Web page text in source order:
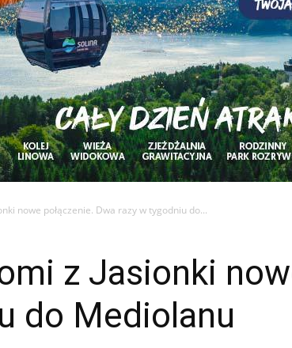
nowe połączenie. Dwa razy w tygodniu do...
z Jasionki
do Mediolanu